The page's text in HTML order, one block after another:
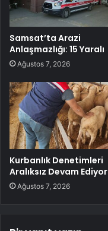
Samsat’ta Arazi
Anlaşmazlığı: 15 Yaralı
Ağustos 7, 2026
Kurbanlık Denetimleri
Aralıksız Devam Ediyor
Ağustos 7, 2026